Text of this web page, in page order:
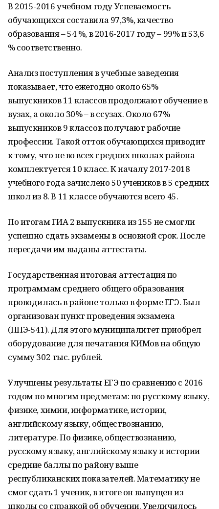
В 2015-2016 учебном году Успеваемость
обучающихся составила 97,3%, качество
образования – 54 %, в 2016-2017 году – 99% и 53,6
% соответственно.
Анализ поступления в учебные заведения
показывает, что ежегодно около 65%
выпускников 11 классов продолжают обучение в
вузах, а около 30% – в ссузах. Около 67%
выпускников 9 классов получают рабочие
профессии. Такой отток обучающихся приводит
к тому, что не во всех средних школах района
комплектуется 10 класс. К началу 2017-2018
учебного года зачислено 50 учеников в 5 средних
школ из 8. В 11 классе обучаются всего 45.
По итогам ГИА 2 выпускника из 155 не смогли
успешно сдать экзамены в основной срок. После
пересдачи им выданы аттестаты.
Государственная итоговая аттестация по
программам среднего общего образования
проводилась в районе только в форме ЕГЭ. Был
организован пункт проведения экзамена
(ППЭ-541). Для этого муниципалитет приобрел
оборудование для печатания КИМов на общую
сумму 302 тыс. рублей.
Улучшены результаты ЕГЭ по сравнению с 2016
годом по многим предметам: по русскому языку,
физике, химии, информатике, истории,
английскому языку, обществознанию,
литературе. По физике, обществознанию,
русскому языку, английскому языку и истории
средние баллы по району выше
республиканских показателей. Математику не
смог сдать 1 ученик, в итоге он выпущен из
школы со справкой об обучении. Увеличилось